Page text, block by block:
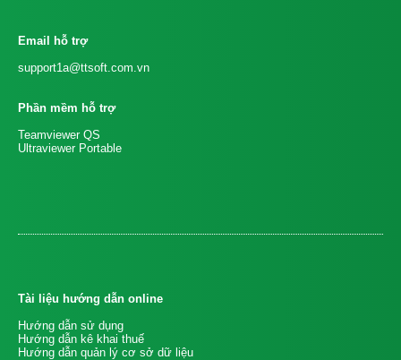
Email hỗ trợ
support1a@ttsoft.com.vn
Phần mềm hỗ trợ
Teamviewer QS
Ultraviewer Portable
Tài liệu hướng dẫn online
Hướng dẫn sử dụng
Hướng dẫn kê khai thuế
Hướng dẫn quản lý cơ sở dữ liệu